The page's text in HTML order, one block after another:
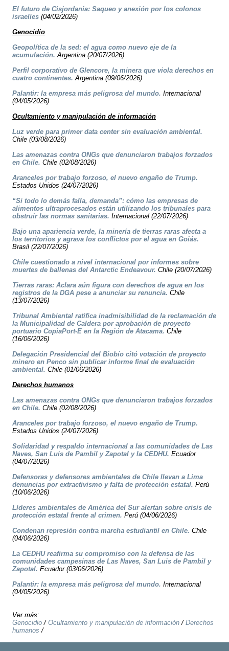
El futuro de Cisjordania: Saqueo y anexión por los colonos
israelíes (04/02/2026)
Genocidio
Geopolítica de la sed: el agua como nuevo eje de la
acumulación. Argentina (20/07/2026)
Perfil corporativo de Glencore, la minera que viola derechos en
cuatro continentes. Argentina (09/06/2026)
Palantir: la empresa más peligrosa del mundo. Internacional
(04/05/2026)
Ocultamiento y manipulación de información
Luz verde para primer data center sin evaluación ambiental.
Chile (03/08/2026)
Las amenazas contra ONGs que denunciaron trabajos forzados
en Chile. Chile (02/08/2026)
Aranceles por trabajo forzoso, el nuevo engaño de Trump.
Estados Unidos (24/07/2026)
“Si todo lo demás falla, demanda”: cómo las empresas de
alimentos ultraprocesados están utilizando los tribunales para
obstruir las normas sanitarias. Internacional (22/07/2026)
Bajo una apariencia verde, la minería de tierras raras afecta a
los territorios y agrava los conflictos por el agua en Goiás.
Brasil (22/07/2026)
Chile cuestionado a nivel internacional por informes sobre
muertes de ballenas del Antarctic Endeavour. Chile (20/07/2026)
Tierras raras: Aclara aún figura con derechos de agua en los
registros de la DGA pese a anunciar su renuncia. Chile
(13/07/2026)
Tribunal Ambiental ratifica inadmisibilidad de la reclamación de
la Municipalidad de Caldera por aprobación de proyecto
portuario CopiaPort-E en la Región de Atacama. Chile
(16/06/2026)
Delegación Presidencial del Biobío citó votación de proyecto
minero en Penco sin publicar informe final de evaluación
ambiental. Chile (01/06/2026)
Derechos humanos
Las amenazas contra ONGs que denunciaron trabajos forzados
en Chile. Chile (02/08/2026)
Aranceles por trabajo forzoso, el nuevo engaño de Trump.
Estados Unidos (24/07/2026)
Solidaridad y respaldo internacional a las comunidades de Las
Naves, San Luis de Pambil y Zapotal y la CEDHU. Ecuador
(04/07/2026)
Defensoras y defensores ambientales de Chile llevan a Lima
denuncias por extractivismo y falta de protección estatal. Perú
(10/06/2026)
Líderes ambientales de América del Sur alertan sobre crisis de
protección estatal frente al crimen. Perú (04/06/2026)
Condenan represión contra marcha estudiantil en Chile. Chile
(04/06/2026)
La CEDHU reafirma su compromiso con la defensa de las
comunidades campesinas de Las Naves, San Luis de Pambil y
Zapotal. Ecuador (03/06/2026)
Palantir: la empresa más peligrosa del mundo. Internacional
(04/05/2026)
Ver más:
Genocidio / Ocultamiento y manipulación de información / Derechos
humanos /